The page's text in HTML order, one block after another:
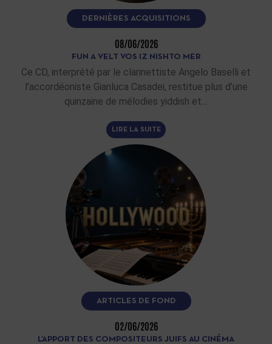
DERNIÈRES ACQUISITIONS
08/06/2026
FUN A VELT VOS IZ NISHTO MER
Ce CD, interprété par le clarinettiste Angelo Baselli et
l’accordéoniste Gianluca Casadei, restitue plus d’une
quinzaine de mélodies yiddish et…
LIRE LA SUITE
ARTICLES DE FOND
02/06/2026
L’APPORT DES COMPOSITEURS JUIFS AU CINÉMA